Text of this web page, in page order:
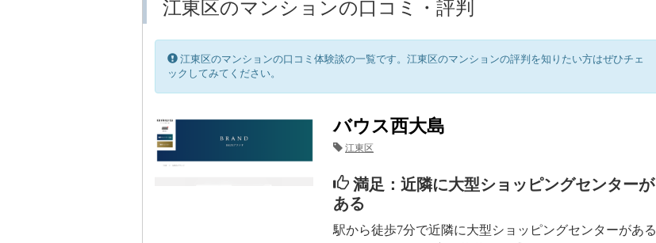
江東区のマンションの口コミ・評判
江東区のマンションの口コミ体験談の一覧です。江東区のマンションの評判を知りたい方はぜひチェ
ックしてみてください。
バウス西大島
江東区
満足：近隣に大型ショッピングセンターが
ある
駅から徒歩7分で近隣に大型ショッピングセンターがある